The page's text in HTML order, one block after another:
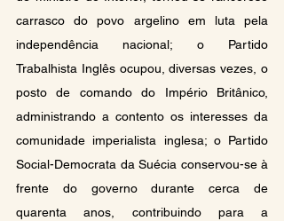
carrasco do povo argelino em luta pela
independência nacional; o Partido
Trabalhista Inglês ocupou, diversas vezes, o
posto de comando do Império Britânico,
administrando a contento os interesses da
comunidade imperialista inglesa; o Partido
Social-Democrata da Suécia conservou-se à
frente do governo durante cerca de
quarenta anos, contribuindo para a